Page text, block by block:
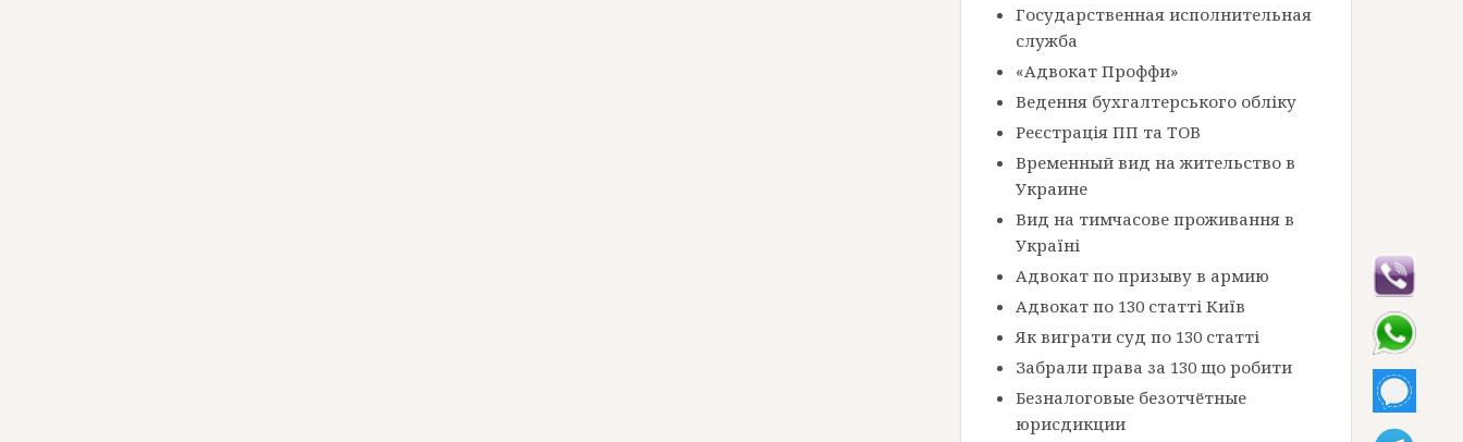
Государственная исполнительная
служба
«Адвокат Проффи»
Ведення бухгалтерського обліку
Реєстрація ПП та ТОВ
Временный вид на жительство в
Украине
Вид на тимчасове проживання в
Україні
Адвокат по призыву в армию
Адвокат по 130 статті Київ
Як виграти суд по 130 статті
Забрали права за 130 що робити
Безналоговые безотчётные
юрисдикции